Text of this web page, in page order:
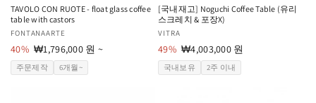
TAVOLO CON RUOTE - float glass coffee
table with castors
공
급
업
체:
FONTANAARTE
40% 할
인
가
₩1,796,000 원 ~
주문제작 6개월~
[국내재고] Noguchi Coffee Table (유리
스크레치 & 포장X)
공
급
업
체:
VITRA
49% 할
인
가
₩4,003,000 원
국내보유 2주 이내